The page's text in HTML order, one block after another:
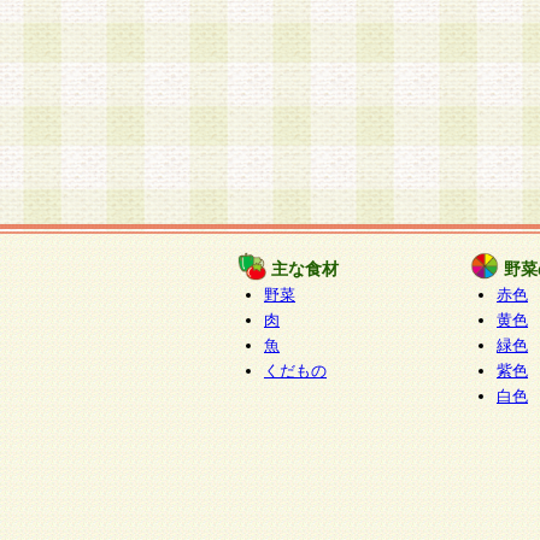
主な食材
野菜
肉
魚
くだもの
野
赤色
黄色
緑色
紫色
白色